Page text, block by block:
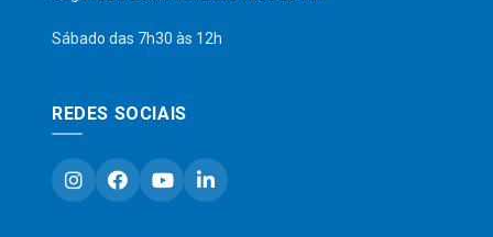
Sábado das 7h30 às 12h
REDES SOCIAIS